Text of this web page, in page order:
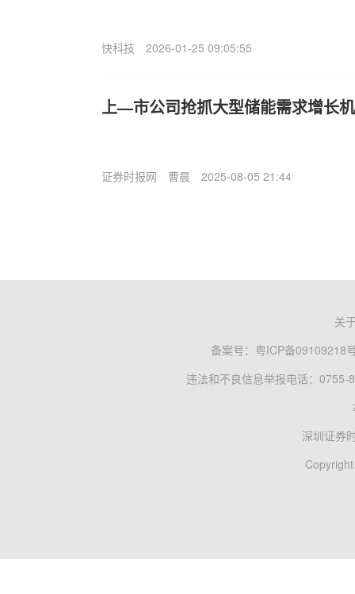
快科技 2026-01-25 09:05:55
上—市公司抢抓大型储能需求增长
证券时报网 曹晨 2025-08-05 21:44
关
备案号： 粤ICP备09109218
违法和不良信息举报电话：0755-
深圳证券